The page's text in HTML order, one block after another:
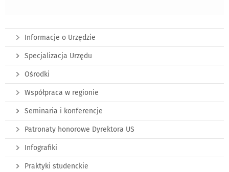
Informacje o Urzędzie
Specjalizacja Urzędu
Ośrodki
Współpraca w regionie
Seminaria i konferencje
Patronaty honorowe Dyrektora US
Infografiki
Praktyki studenckie